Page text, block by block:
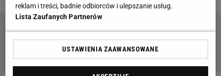
Transferowy hit! Bright Ede opuszcza Polskę.
Klub potwierdza
reklam i treści, badnie odbiorców i ulepszanie usług.
Lista Zaufanych Partnerów
USTAWIENIA ZAAWANSOWANE